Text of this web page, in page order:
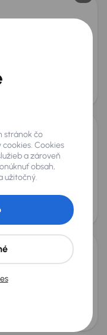
147 kW4x4
2.0 TDI
Akciová cena na úver
stránok čo
Cookies
a zároveň
obsah,
užitočný.